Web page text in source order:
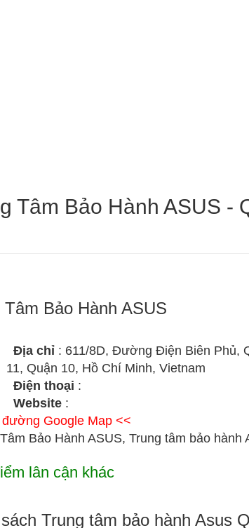
Tâm Bảo Hành ASUS -
Tâm Bảo Hành ASUS
Địa chỉ : 611/8D, Đường Điện Biên Phủ,
11, Quận 10, Hồ Chí Minh, Vietnam
Điện thoại :
Website :
Google Map <<
Bảo Hành ASUS, Trung tâm bảo hành
lân cận khác
Trung tâm bảo hành Asus